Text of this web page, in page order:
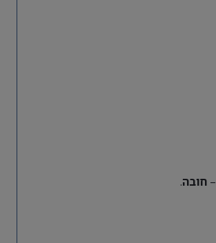
חובה.